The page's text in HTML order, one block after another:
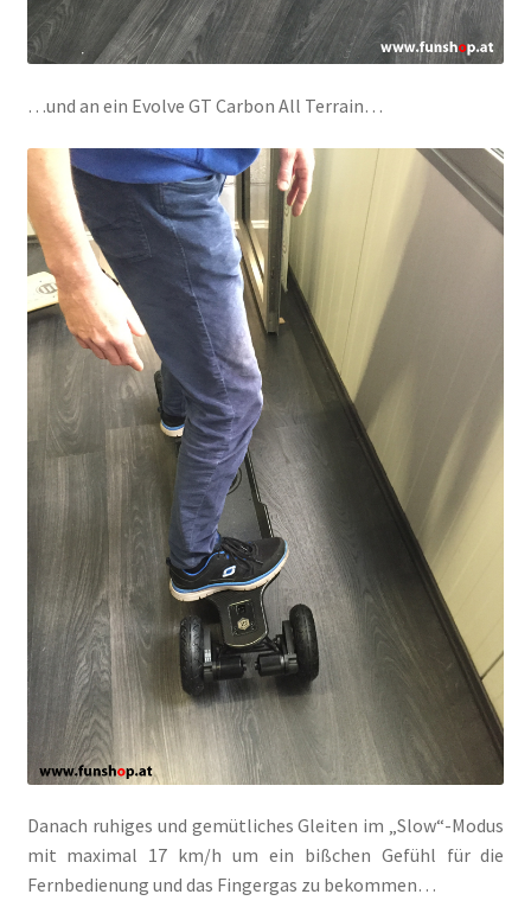
…und an ein Evolve GT Carbon All Terrain…
Danach ruhiges und gemütliches Gleiten im „Slow“-Modus
mit maximal 17 km/h um ein bißchen Gefühl für die
Fernbedienung und das Fingergas zu bekommen…